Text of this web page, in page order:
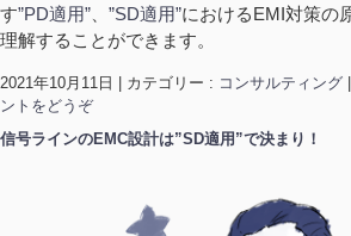
す”PD適用” ”SD適用”におけるEMI対策の
理解することができます。
2021年10月11日 カテゴリー : コンサルティング
ントをどうぞ
信号ラインのEMC設計は”SD適用”で決まり！